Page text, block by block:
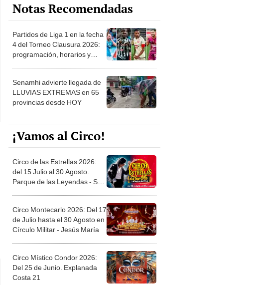
Notas Recomendadas
Partidos de Liga 1 en la fecha
4 del Torneo Clausura 2026:
programación, horarios y
Senamhi advierte llegada de
LLUVIAS EXTREMAS en 65
provincias desde HOY
¡Vamos al Circo!
Circo de las Estrellas 2026:
del 15 Julio al 30 Agosto.
Parque de las Leyendas - San
Circo Montecarlo 2026: Del 17
de Julio hasta el 30 Agosto en
Círculo Militar - Jesús María
Circo Místico Condor 2026:
Del 25 de Junio. Explanada
Costa 21